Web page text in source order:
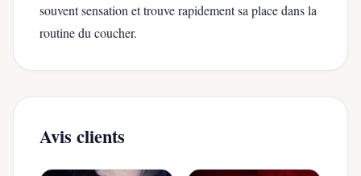
souvent sensation et trouve rapidement sa place dans la
routine du coucher.
Avis clients